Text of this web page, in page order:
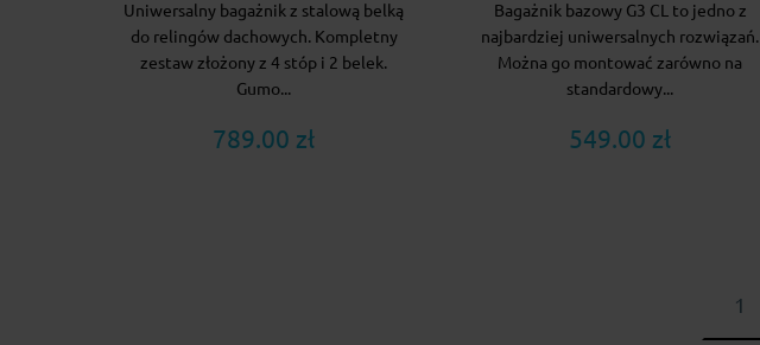
Uniwersalny bagażnik z stalową belką
do relingów dachowych. Kompletny
zestaw złożony z 4 stóp i 2 belek.
Gumo...
789.00 zł
Bagażnik bazowy G3 CL to jedno z
najbardziej uniwersalnych rozwiązań.
Można go montować zarówno na
standardowy...
549.00 zł